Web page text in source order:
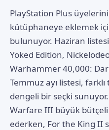
PlayStation Plus
kütüphaneye eklemek
bulunuyor. Haziran
Yoked Edition,
Warhammer 40,000:
Temmuz ayı listesi,
dengeli bir seçki
Warfare III büyük bütçeli
ederken, For the King II